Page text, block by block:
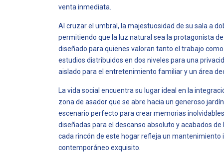
venta inmediata.
Al cruzar el umbral, la majestuosidad de su sala a
permitiendo que la luz natural sea la protagonista
diseñado para quienes valoran tanto el trabajo
estudios distribuidos en dos niveles para una
aislado para el entretenimiento familiar y un área
La vida social encuentra su lugar ideal en la
zona de asador que se abre hacia un generoso
escenario perfecto para crear memorias
diseñadas para el descanso absoluto y acabados
cada rincón de este hogar refleja un mantenimiento
contemporáneo exquisito.